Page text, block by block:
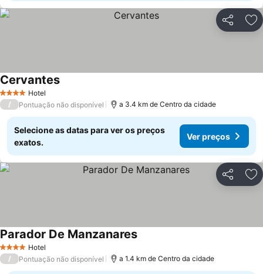
Partilhar
4 EstrelasHotel
CervantesVer preços
/ Pontuação não disponível a 3.4 km de Centro da cidade
Selecione as datas para ver os preços
exatos.
Ver preços
Partilhar
4 EstrelasHotel
Parador De ManzanaresVer preços
/ Pontuação não disponível a 1.4 km de Centro da cidade